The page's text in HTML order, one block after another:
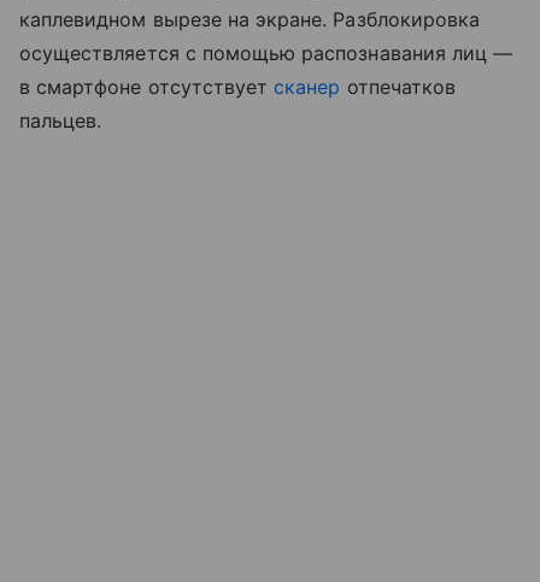
каплевидном вырезе на экране. Разблокировка
осуществляется с помощью распознавания лиц —
в смартфоне отсутствует сканер отпечатков
пальцев.